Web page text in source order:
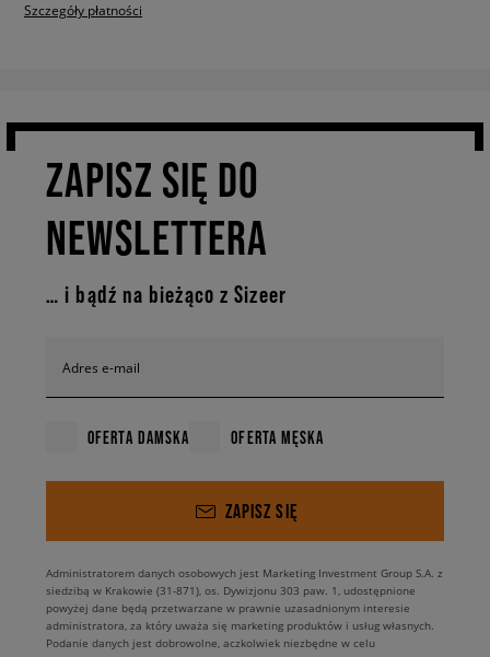
Szczegóły płatności
ZAPISZ SIĘ DO
NEWSLETTERA
… i bądź na bieżąco z Sizeer
Adres e-mail
OFERTA DAMSKA OFERTA MĘSKA
ZAPISZ SIĘ
Administratorem danych osobowych jest Marketing Investment Group S.A. z
siedzibą w Krakowie (31-871), os. Dywizjonu 303 paw. 1, udostępnione
powyżej dane będą przetwarzane w prawnie uzasadnionym interesie
administratora, za który uważa się marketing produktów i usług własnych.
Podanie danych jest dobrowolne, aczkolwiek niezbędne w celu